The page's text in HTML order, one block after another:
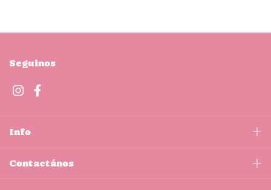
Seguinos
Info
Contactános